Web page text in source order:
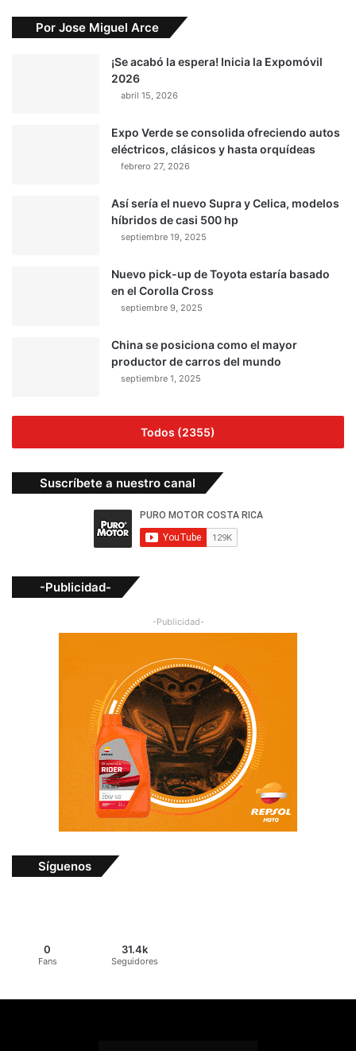
Por Jose Miguel Arce
¡Se acabó la espera! Inicia la Expomóvil
2026
abril 15, 2026
Expo Verde se consolida ofreciendo autos
eléctricos, clásicos y hasta orquídeas
febrero 27, 2026
Así sería el nuevo Supra y Celica, modelos
híbridos de casi 500 hp
septiembre 19, 2025
Nuevo pick-up de Toyota estaría basado
en el Corolla Cross
septiembre 9, 2025
China se posiciona como el mayor
productor de carros del mundo
septiembre 1, 2025
Todos (2355)
Suscríbete a nuestro canal
-Publicidad-
-Publicidad-
Síguenos
0
Fans
31.4k
Seguidores